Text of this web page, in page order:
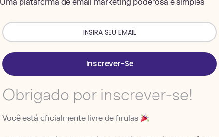
Uma plataforma de email marketing poderosa e simples
Inscrever-Se
Obrigado por inscrever-se!
Você está oficialmente livre de firulas